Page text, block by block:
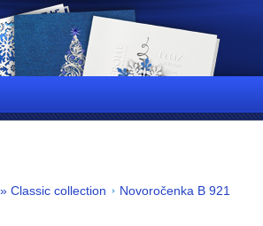
» Classic collection Novoročenka B 921